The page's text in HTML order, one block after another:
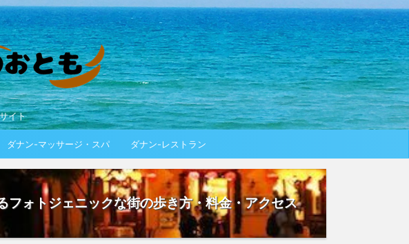
イト
ダナン-マッサージ・スパ ダナン-レストラン
ォトジェニックな街の歩き方・料金・アクセス